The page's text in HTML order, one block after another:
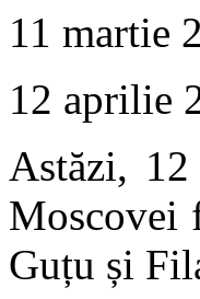
11 martie
12 aprilie
Astăzi,
Moscovei
Guțu și